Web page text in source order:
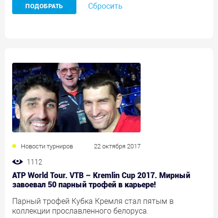
Сбросить
Новости турниров 22 октября 2017
1112
ATP World Tour. VTB – Kremlin Cup 2017. Мирный
завоевал 50 парный трофей в карьере!
Парный трофей Кубка Кремля стал пятым в
коллекции прославленного белоруса.